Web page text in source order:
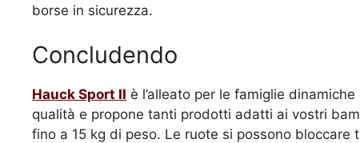
borse in sicurezza.
Concludendo
Hauck Sport II è l’alleato per le famiglie
qualità e propone tanti prodotti adatti ai vostri
fino a 15 kg di peso. Le ruote si possono